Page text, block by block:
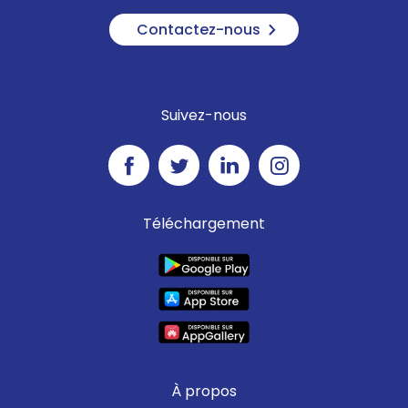
une collectivité,
véhicules à domicile,
stations restreint sur les pistes
économes en eau,
cultures de 10h à 18h.
En plus de ces restrictions,
des mesures spécifiques sont
prévues pour les industriels,
les hydro-électriciens et la
navigation fluviale.
restrictions sont précisées
dans l’arrêté préfectoral de
Contactez-nous
Suivez-nous
Téléchargement
À propos